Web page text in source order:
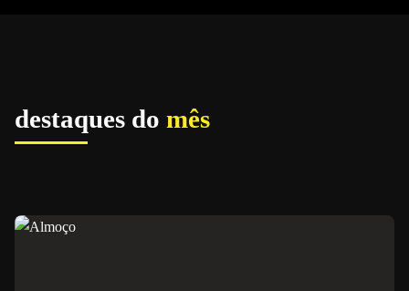
destaques do mês